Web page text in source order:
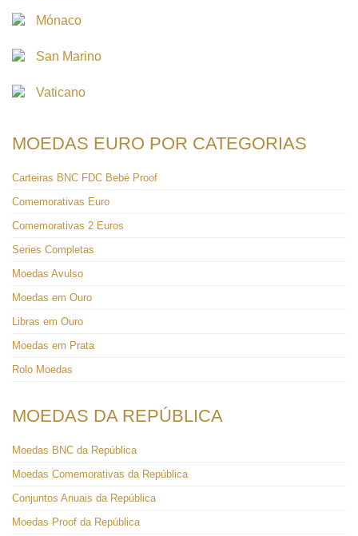
Mónaco
San Marino
Vaticano
MOEDAS EURO POR CATEGORIAS
Carteiras BNC FDC Bebé Proof
Comemorativas Euro
Comemorativas 2 Euros
Series Completas
Moedas Avulso
Moedas em Ouro
Libras em Ouro
Moedas em Prata
Rolo Moedas
MOEDAS DA REPÚBLICA
Moedas BNC da República
Moedas Comemorativas da República
Conjuntos Anuais da República
Moedas Proof da República